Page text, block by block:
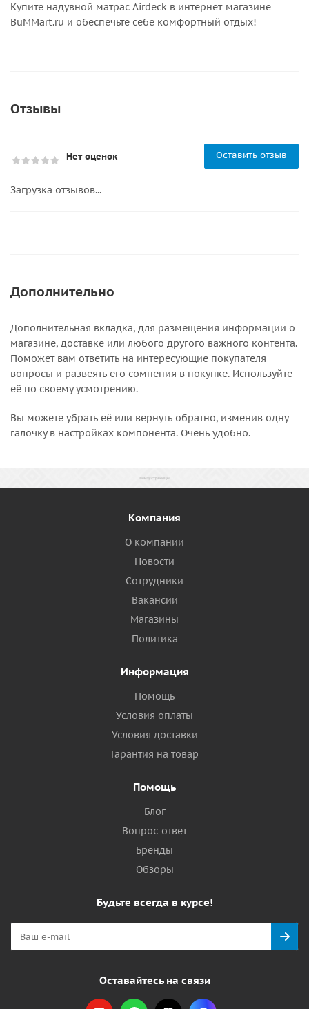
Купите надувной матрас Airdeck в интернет-магазине
BuMMart.ru и обеспечьте себе комфортный отдых!
Отзывы
Нет оценок Оставить отзыв
Загрузка отзывов...
Дополнительно
Дополнительная вкладка, для размещения информации о
магазине, доставке или любого другого важного контента.
Поможет вам ответить на интересующие покупателя
вопросы и развеять его сомнения в покупке. Используйте
её по своему усмотрению.
Вы можете убрать её или вернуть обратно, изменив одну
галочку в настройках компонента. Очень удобно.
Компания
О компании
Новости
Сотрудники
Вакансии
Магазины
Политика
Информация
Помощь
Условия оплаты
Условия доставки
Гарантия на товар
Помощь
Блог
Вопрос-ответ
Бренды
Обзоры
Будьте всегда в курсе!
Оставайтесь на связи